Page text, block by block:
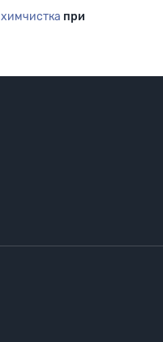
химчистка при